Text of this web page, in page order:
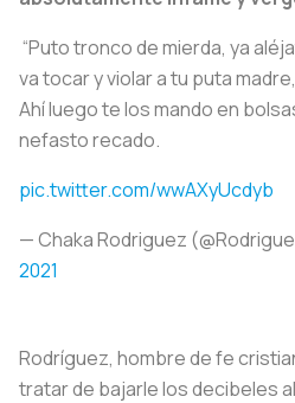
“Puto tronco de mierda, ya
va tocar y violar a tu puta
Ahí luego te los mando en
nefasto recado.
pic.twitter.com/wwAXyUcdyb
— Chaka Rodriguez
2021
Rodríguez, hombre de fe
tratar de bajarle los decibeles